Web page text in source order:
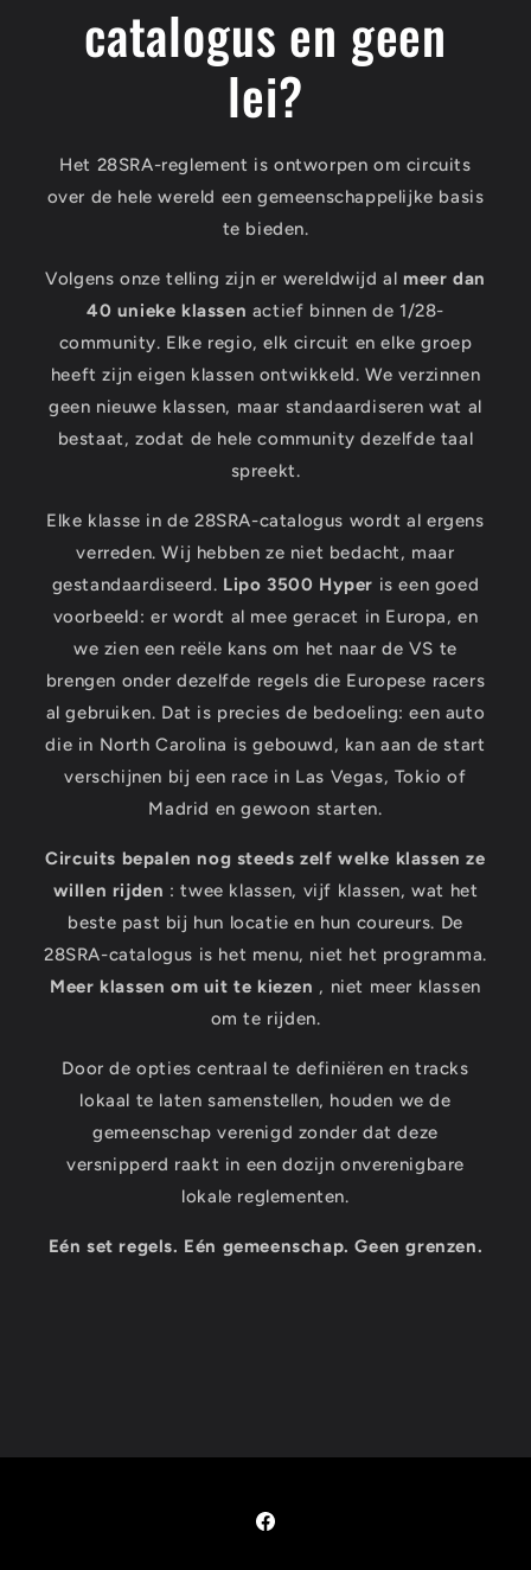
catalogus en geen
lei?
Het 28SRA-reglement is ontworpen om circuits
over de hele wereld een gemeenschappelijke basis
te bieden.
Volgens onze telling zijn er wereldwijd al meer dan
40 unieke klassen actief binnen de 1/28-
community. Elke regio, elk circuit en elke groep
heeft zijn eigen klassen ontwikkeld. We verzinnen
geen nieuwe klassen, maar standaardiseren wat al
bestaat, zodat de hele community dezelfde taal
spreekt.
Elke klasse in de 28SRA-catalogus wordt al ergens
verreden. Wij hebben ze niet bedacht, maar
gestandaardiseerd. Lipo 3500 Hyper is een goed
voorbeeld: er wordt al mee geracet in Europa, en
we zien een reële kans om het naar de VS te
brengen onder dezelfde regels die Europese racers
al gebruiken. Dat is precies de bedoeling: een auto
die in North Carolina is gebouwd, kan aan de start
verschijnen bij een race in Las Vegas, Tokio of
Madrid en gewoon starten.
Circuits bepalen nog steeds zelf welke klassen ze
willen rijden : twee klassen, vijf klassen, wat het
beste past bij hun locatie en hun coureurs. De
28SRA-catalogus is het menu, niet het programma.
Meer klassen om uit te kiezen , niet meer klassen
om te rijden.
Door de opties centraal te definiëren en tracks
lokaal te laten samenstellen, houden we de
gemeenschap verenigd zonder dat deze
versnipperd raakt in een dozijn onverenigbare
lokale reglementen.
Eén set regels. Eén gemeenschap. Geen grenzen.
Facebook